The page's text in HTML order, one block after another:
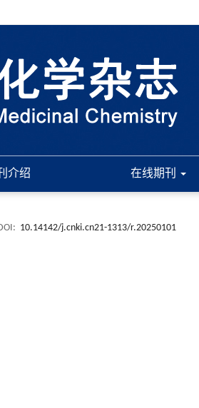
介绍 在线期刊
10.14142/j.cnki.cn21-1313/r.20250101